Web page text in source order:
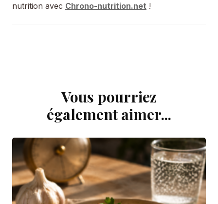
nutrition avec Chrono-nutrition.net !
Vous pourriez
également aimer...